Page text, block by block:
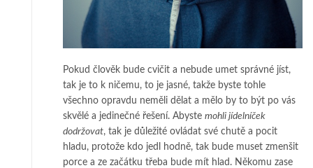
Pokud člověk bude cvičit a nebude umet správné jíst,
tak je to k ničemu, to je jasné, takže byste tohle
všechno opravdu neměli dělat a mělo by to být po vás
skvělé a jedinečné řešení. Abyste mohli jídelníček
dodržovat, tak je důležité ovládat své chutě a pocit
hladu, protože kdo jedl hodně, tak bude muset zmenšit
porce a ze začátku třeba bude mít hlad. Někomu zase